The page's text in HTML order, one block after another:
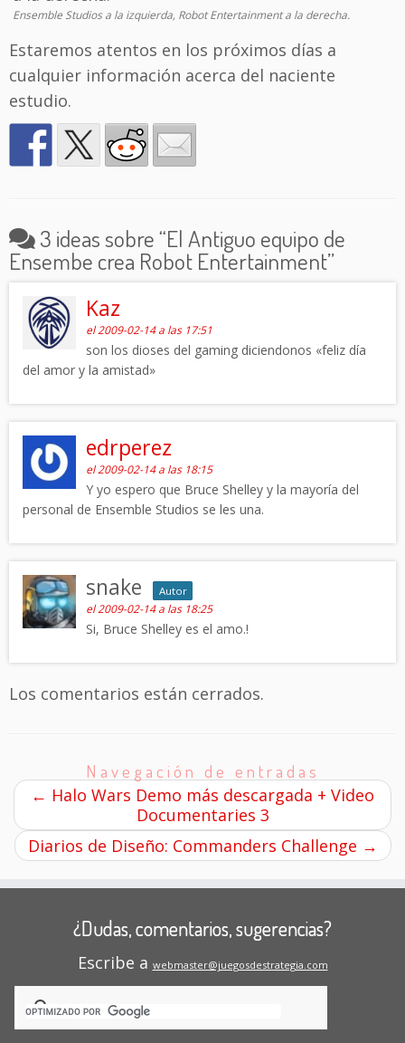
Ensemble Studios a la izquierda, Robot Entertainment a la derecha.
Estaremos atentos en los próximos días a
cualquier información acerca del naciente
estudio.
3 ideas sobre “El Antiguo equipo de
Ensembe crea Robot Entertainment”
Kaz
el 2009-02-14 a las 17:51
son los dioses del gaming diciendonos «feliz día
del amor y la amistad»
edrperez
el 2009-02-14 a las 18:15
Y yo espero que Bruce Shelley y la mayoría del
personal de Ensemble Studios se les una.
snake Autor
el 2009-02-14 a las 18:25
Si, Bruce Shelley es el amo.!
Los comentarios están cerrados.
Navegación de entradas
← Halo Wars Demo más descargada + Video
Documentaries 3
Diarios de Diseño: Commanders Challenge →
¿Dudas, comentarios, sugerencias?
Escribe a webmaster@juegosdestrategia.com